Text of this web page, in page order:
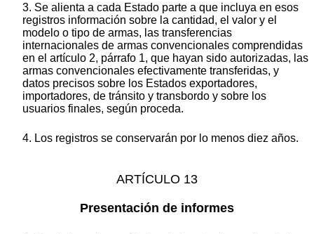
3. Se alienta a cada Estado parte a que incluya en esos
registros información sobre la cantidad, el valor y el
modelo o tipo de armas, las transferencias
internacionales de armas convencionales comprendidas
en el artículo 2, párrafo 1, que hayan sido autorizadas, las
armas convencionales efectivamente transferidas, y
datos precisos sobre los Estados exportadores,
importadores, de tránsito y transbordo y sobre los
usuarios finales, según proceda.
4. Los registros se conservarán por lo menos diez años.
ARTÍCULO 13
Presentación de informes